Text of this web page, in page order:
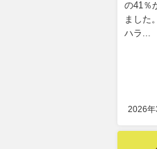
の41％
ました
ハラ...
2026